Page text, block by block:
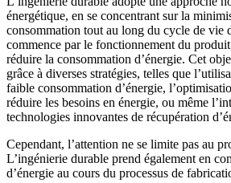
énergétique, en se concentrant sur la
consommation tout au long du cycle de vie
commence par le fonctionnement du
réduire la consommation d’énergie. Cet
grâce à diverses stratégies, telles que
faible consommation d’énergie,
réduire les besoins en énergie, ou même
technologies innovantes de récupération
Cependant, l’attention ne se limite pas au
L’ingénierie durable prend également en
d’énergie au cours du processus de